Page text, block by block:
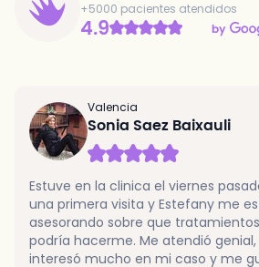
+5000 pacientes atendidos
4.9
Valencia
Sonia Saez Baixauli
Estuve en la clinica el viernes
una primera visita y Estefany me
asesorando sobre que tratamientos
podría hacerme. Me atendió genial,
interesó mucho en mi caso y me